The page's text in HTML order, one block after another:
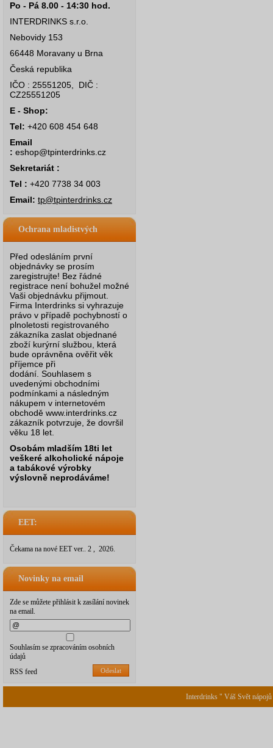
Po - Pá 8.00 - 14:30 hod.
INTERDRINKS s.r.o.
Nebovidy 153
66448 Moravany u Brna
Česká republika
IČO : 25551205, DIČ :
CZ25551205
E - Shop:
Tel: +420 608 454 648
Email
: eshop@tpinterdrinks.cz
Sekretariát :
Tel : +420 7738 34 003
Email: tp@tpinterdrinks.cz
Ochrana mladistvých
Před odesláním první
objednávky se prosím
zaregistrujte! Bez řádné
registrace není bohužel možné
Vaši objednávku přijmout.
Firma Interdrinks si vyhrazuje
právo v případě pochybností o
plnoletosti registrovaného
zákazníka zaslat objednané
zboží kurýrní službou, která
bude oprávněna ověřit věk
příjemce při
dodání. Souhlasem s
uvedenými obchodními
podmínkami a následným
nákupem v internetovém
obchodě www.interdrinks.cz
zákazník potvrzuje, že dovršil
věku 18 let.
Osobám mladším 18ti let
veškeré alkoholické nápoje
a tabákové výrobky
výslovně neprodáváme!
EET:
Čekama na nové EET ver.. 2 , 2026.
Novinky na email
Zde se můžete přihlásit k zasílání novinek
na email.
Souhlasím se zpracováním osobních
údajů
Odeslat
RSS feed
Interdrinks " Váš Svět